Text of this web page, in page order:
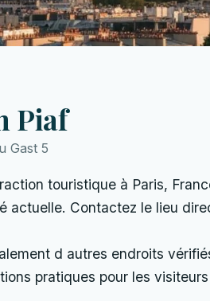
Piaf
Gast 5
touristique à Paris,
actuelle. Contactez le lieu
d autres endroits
pratiques pour les